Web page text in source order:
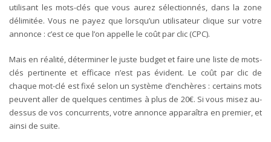
utilisant les mots-clés que vous aurez sélectionnés, dans la zone
délimitée. Vous ne payez que lorsqu’un utilisateur clique sur votre
annonce : c’est ce que l’on appelle le coût par clic (CPC).
Mais en réalité, déterminer le juste budget et faire une liste de mots-
clés pertinente et efficace n’est pas évident. Le coût par clic de
chaque mot-clé est fixé selon un système d’enchères : certains mots
peuvent aller de quelques centimes à plus de 20€. Si vous misez au-
dessus de vos concurrents, votre annonce apparaîtra en premier, et
ainsi de suite.